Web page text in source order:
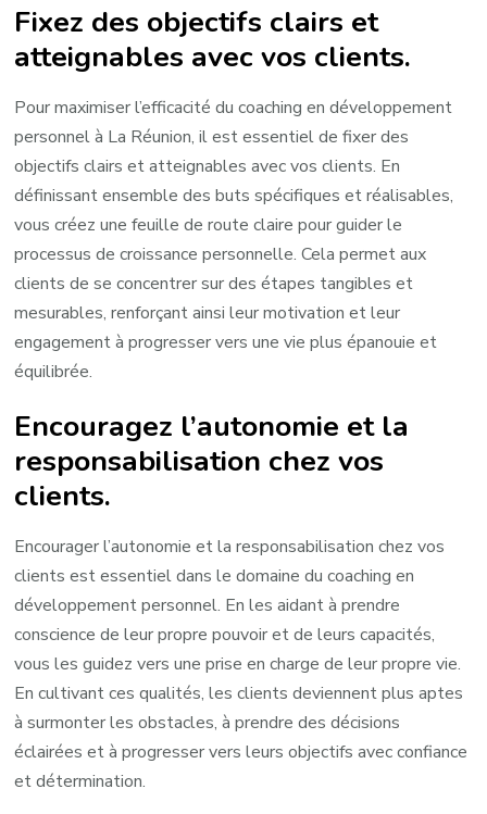
Fixez des objectifs clairs et
atteignables avec vos clients.
Pour maximiser l’efficacité du coaching en développement
personnel à La Réunion, il est essentiel de fixer des
objectifs clairs et atteignables avec vos clients. En
définissant ensemble des buts spécifiques et réalisables,
vous créez une feuille de route claire pour guider le
processus de croissance personnelle. Cela permet aux
clients de se concentrer sur des étapes tangibles et
mesurables, renforçant ainsi leur motivation et leur
engagement à progresser vers une vie plus épanouie et
équilibrée.
Encouragez l’autonomie et la
responsabilisation chez vos
clients.
Encourager l’autonomie et la responsabilisation chez vos
clients est essentiel dans le domaine du coaching en
développement personnel. En les aidant à prendre
conscience de leur propre pouvoir et de leurs capacités,
vous les guidez vers une prise en charge de leur propre vie.
En cultivant ces qualités, les clients deviennent plus aptes
à surmonter les obstacles, à prendre des décisions
éclairées et à progresser vers leurs objectifs avec confiance
et détermination.